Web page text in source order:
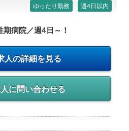
ゆったり勤務 週4日以内
期病院／週4日～！
人の詳細を見る
に問い合わせる